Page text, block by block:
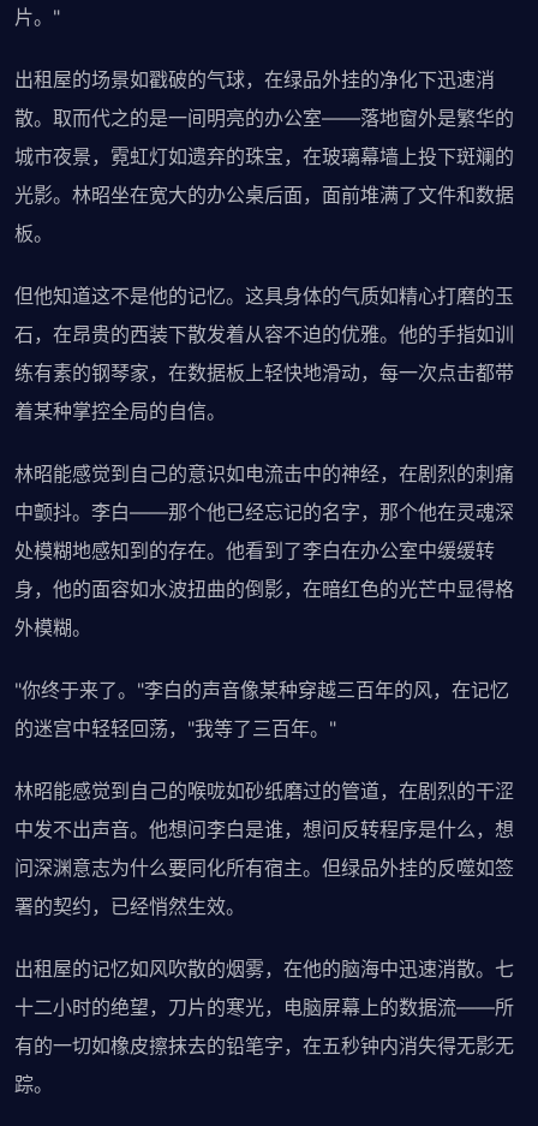
片。"
出租屋的场景如戳破的气球，在绿品外挂的净化下迅速消
散。取而代之的是一间明亮的办公室——落地窗外是繁华的
城市夜景，霓虹灯如遗弃的珠宝，在玻璃幕墙上投下斑斓的
光影。林昭坐在宽大的办公桌后面，面前堆满了文件和数据
板。
但他知道这不是他的记忆。这具身体的气质如精心打磨的玉
石，在昂贵的西装下散发着从容不迫的优雅。他的手指如训
练有素的钢琴家，在数据板上轻快地滑动，每一次点击都带
着某种掌控全局的自信。
林昭能感觉到自己的意识如电流击中的神经，在剧烈的刺痛
中颤抖。李白——那个他已经忘记的名字，那个他在灵魂深
处模糊地感知到的存在。他看到了李白在办公室中缓缓转
身，他的面容如水波扭曲的倒影，在暗红色的光芒中显得格
外模糊。
"你终于来了。"李白的声音像某种穿越三百年的风，在记忆
的迷宫中轻轻回荡，"我等了三百年。"
林昭能感觉到自己的喉咙如砂纸磨过的管道，在剧烈的干涩
中发不出声音。他想问李白是谁，想问反转程序是什么，想
问深渊意志为什么要同化所有宿主。但绿品外挂的反噬如签
署的契约，已经悄然生效。
出租屋的记忆如风吹散的烟雾，在他的脑海中迅速消散。七
十二小时的绝望，刀片的寒光，电脑屏幕上的数据流——所
有的一切如橡皮擦抹去的铅笔字，在五秒钟内消失得无影无
踪。